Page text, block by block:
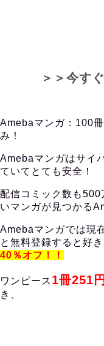
＞＞今す
Amebaマンガ：100
み！
Amebaマンガはサイ
ていてとても安全！
配信コミック数も500
いマンガが見つかる
Amebaマンガでは現
と無料登録すると好
40％オフ！！
ワンピース 1冊251円
き、